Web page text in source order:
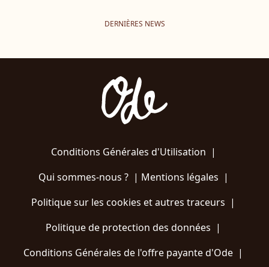
DERNIÈRES NEWS
Conditions Générales d'Utilisation |
Qui sommes-nous ?| Mentions légales |
Politique sur les cookies et autres traceurs |
Politique de protection des données |
Conditions Générales de l'offre payante d'Ode |